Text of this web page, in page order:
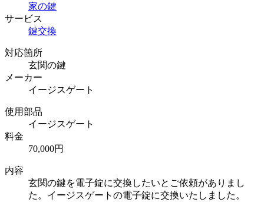
家の鍵
サービス
鍵交換
対応箇所
玄関の鍵
メーカー
イージスゲート
使用部品
イージスゲート
料金
70,000円
内容
玄関の鍵を電子錠に交換したいとご依頼がありまし
た。イージスゲートの電子錠に交換いたしました。